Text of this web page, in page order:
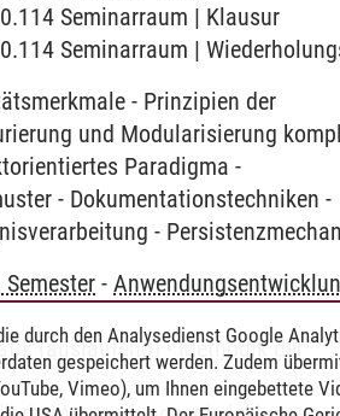
Seminarraum | Klausur
Seminarraum |
- Prinzipien der
und Modularisierung
Paradigma -
- Dokumentationstechniken -
-
Semester -
(auslaufend)-Methodik der
durch den Analysedienst Google
gespeichert werden. Zudem
Vimeo), um Ihnen eingebettete